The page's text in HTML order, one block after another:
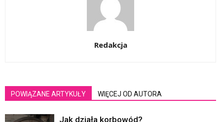
Redakcja
POWIĄZANE ARTYKUŁY WIĘCEJ OD AUTORA
Jak działa korbowód?